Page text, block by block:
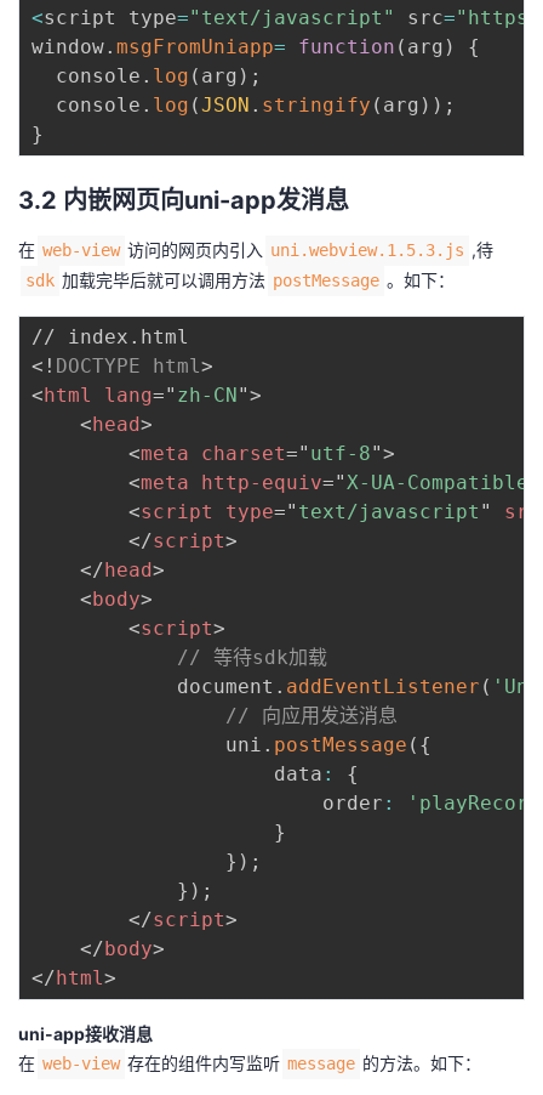
<script type="text/javascript" src=
window. msgFromUniapp= function ( arg )
{
  console
. log ( arg ) ;
  console
. log (JSON . stringify ( arg ) ) ;
}
3.2 内嵌网页向uni-app发消息
在 web-view 访问的网页内引入 uni.webview.1.5.3.js ,待
sdk 加载完毕后就可以调用方法 postMessage 。如下：
<! DOCTYPE html >
<html lang=" zh-CN">
<head>
<meta charset=" utf-8">
<meta http-equiv=" X-UA-Compatible
<script type=" text/javascript " src
</script>
</head>
<body>
<script>
// 等待sdk加载
            document
. addEventListener (
// 向应用发送消息
                uni
. postMessage ( {
                    data
:
{
                        order
:
}
} ) ;
} ) ;
</script>
</body>
</html >
uni-app接收消息
在 web-view 存在的组件内写监听 message 的方法。如下：